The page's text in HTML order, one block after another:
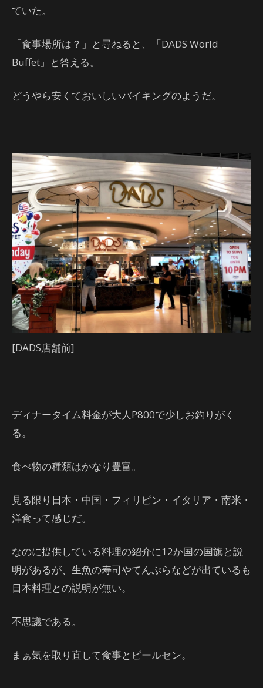
ていた。
「食事場所は？」と尋ねると、「DADS World
Buffet」と答える。
どうやら安くておいしいバイキングのようだ。
[DADS店舗前]
ディナータイム料金が大人P800で少しお釣りがく
る。
食べ物の種類はかなり豊富。
見る限り日本・中国・フィリピン・イタリア・南米・
洋食って感じだ。
なのに提供している料理の紹介に12か国の国旗と説
明があるが、生魚の寿司やてんぷらなどが出ているも
日本料理との説明が無い。
不思議である。
まぁ気を取り直して食事とピールセン。